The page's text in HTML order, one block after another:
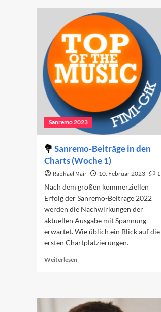
auf
das
2023
Sanremo 2023
Sanremo-Beiträge in den
Charts (Woche 1)
Raphael Mair 10. Februar 2023
1
Nach dem großen kommerziellen
Erfolg der Sanremo-Beiträge 2022
werden die Nachwirkungen der
aktuellen Ausgabe mit Spannung
erwartet. Wie üblich ein Blick auf die
ersten Chartplatzierungen.
Weiterlesen
Beiträge
in